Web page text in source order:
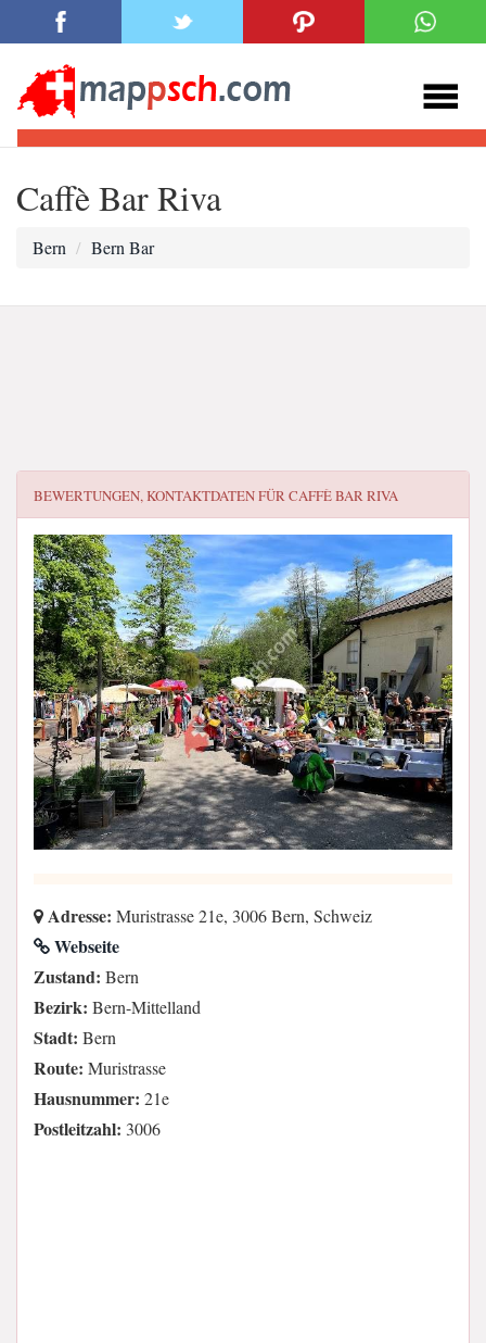
Caffè Bar Riva
Bern Bern Bar
BEWERTUNGEN, KONTAKTDATEN FÜRCAFFÈ BAR RIVA
Adresse: Muristrasse 21e, 3006 Bern, Schweiz
Webseite
Zustand: Bern
Bezirk: Bern-Mittelland
Stadt: Bern
Route: Muristrasse
Hausnummer: 21e
Postleitzahl: 3006